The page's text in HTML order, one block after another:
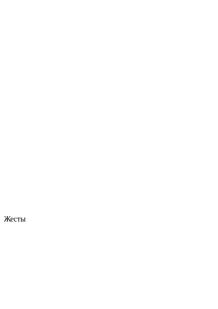
Жесты